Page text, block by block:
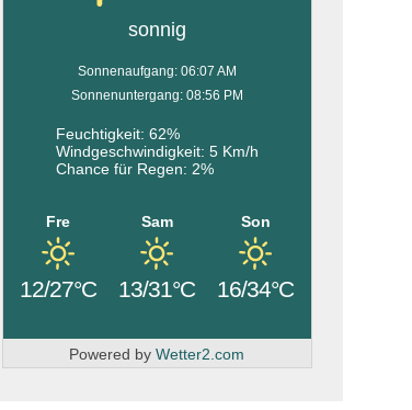
sonnig
Sonnenaufgang: 06:07 AM
Sonnenuntergang: 08:56 PM
Feuchtigkeit: 62%
Windgeschwindigkeit: 5 Km/h
Chance für Regen: 2%
Fre
12/27°C
Sam
13/31°C
Son
16/34°C
Powered byWetter2.com